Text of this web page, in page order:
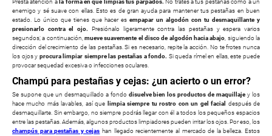
Presta atención a la forma en que limpias tus párpados. No trates a tus pestañas como a un
enemigo y sé suave con ellas. Esto es de gran ayuda para mantener tus pestañas en buen
estado. Lo único que tienes que hacer es empapar un algodón con tu desmaquillante y
presionarlo contra el ojo.
Presiónalo ligeramente contra las pestañas y espera varios
segundos; a continuación,mueve suavemente el disco de algodón hacia abajo, siguiendo la
dirección del crecimiento de las pestañas. Si es necesario, repite la acción. No te frotes nunca
los ojos y procura limpiar siempre las pestañas a fondo. Si queda rímel en ellas, este puede
provocar sequedad excesiva o infecciones oculares.
Champú para pestañas y cejas: ¿un acierto o un error?
Se supone que un desmaquillado a fondo disuelve bien los productos de maquillajey los
hace mucho más lavables, así que
limpia siempre tu rostro con un gel facial
después de
desmaquillarte. Sin embargo, no siempre podrás llegar con él a todos los pequeños espacios
entre las pestañas. Además, algunos productos limpiadores pueden irritar los ojos. Por eso, los
champús para pestañas y cejas han llegado recientemente al mercado de la belleza. Estos